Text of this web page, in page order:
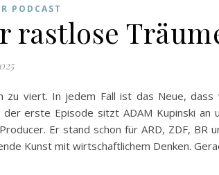
PODCAST
rastlose
viert. In jedem Fall ist das Neue,
erste Episode sitzt ADAM Kupinski
Er stand schon für ARD, ZDF, BR
Kunst mit wirtschaftlichem Denken.